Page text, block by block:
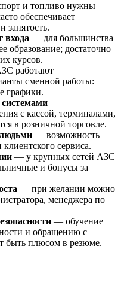
и топливо нужны
обеспечивает
занятость.
входа — для большинства
образование; достаточно
курсов.
работают
сменной работы:
графики.
—
с кассой, терминалами,
в розничной торговле.
— возможность
сервиса.
— у крупных сетей АЗС
и бонусы за
— при желании можно
менеджера по
— обучение
и обращению с
быть плюсом в резюме.